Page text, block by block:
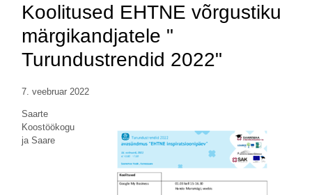
Koolitused EHTNE võrgustiku
märgikandjatele "
Turundustrendid 2022"
7. veebruar 2022
Saarte
Koostöökogu
ja Saare